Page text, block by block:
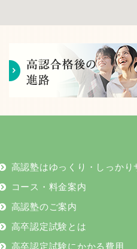
高認塾はゆっくり・しっかり
コース・料金案内
高認塾のご案内
高卒認定試験とは
高卒認定試験にかかる費用